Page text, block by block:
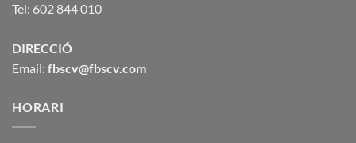
Tel: 602 844 010
DIRECCIÓ
Email: fbscv@fbscv.com
HORARI